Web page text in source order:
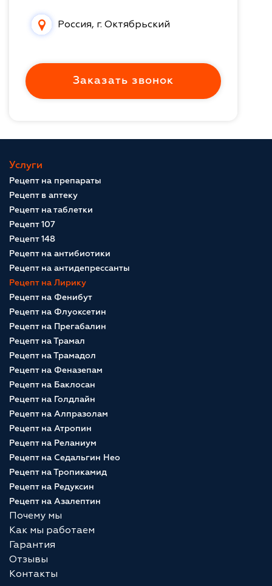
Россия, г. Октябрьский
Заказать звонок
Услуги
Рецепт на препараты
Рецепт в аптеку
Рецепт на таблетки
Рецепт 107
Рецепт 148
Рецепт на антибиотики
Рецепт на антидепрессанты
Рецепт на Лирику
Рецепт на Фенибут
Рецепт на Флуоксетин
Рецепт на Прегабалин
Рецепт на Трамал
Рецепт на Трамадол
Рецепт на Феназепам
Рецепт на Баклосан
Рецепт на Голдлайн
Рецепт на Алпразолам
Рецепт на Атропин
Рецепт на Реланиум
Рецепт на Седальгин Нео
Рецепт на Тропикамид
Рецепт на Редуксин
Рецепт на Азалептин
Почему мы
Как мы работаем
Гарантия
Отзывы
Контакты